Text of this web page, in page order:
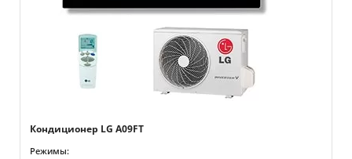
Кондиционер LG A09FT
Режимы: